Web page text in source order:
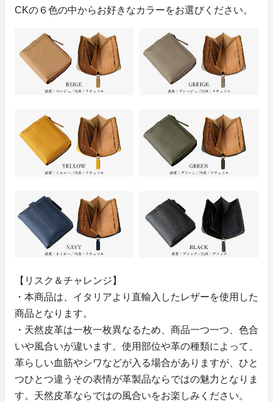
CKの６色の中からお好きなカラーをお選びください。
【リスク＆チャレンジ】
・本商品は、イタリアより直輸入したレザーを使用した
商品となります。
・天然皮革は一枚一枚異なるため、商品一つ一つ、色合
いや風合いが違います。使用部位や革の種類によって、
革らしい血筋やシワなどが入る場合がありますが、ひと
つひとつ違うその表情が革製品ならではの魅力となりま
す。天然皮革ならではの風合いをお楽しみください。